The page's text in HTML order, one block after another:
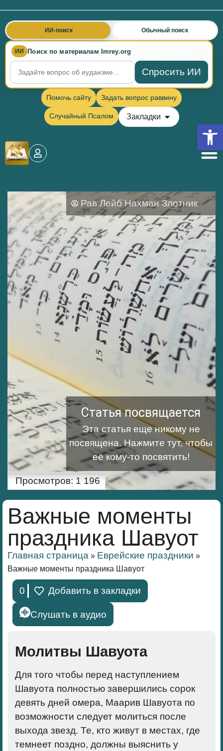
ИИ Поиск по материалам Imrey.org
Спросить ИИ
ИИ-поиск Обычный поиск
Помочь сайту Задать вопрос раввину
Случайный Псалом Закладки
Рав Лейб Нахман Злотник
Статья посвящается
Эта статья еще никому не
посвящена.Нажмите тут, чтобы
её кому-то посвятить!
Просмотров: 1 196
Важные моменты
праздника Шавуот
Главная страница » Еврейские праздники »
Важные моменты праздника Шавуот
0 Добавить в закладки
Слушать в аудио
Молитвы Шавуота
Для того чтобы перед наступлением
Шавуота полностью завершились сорок
девять дней омера, Маарив Шавуота по
возможности следует молиться после
выхода звезд. Те, кто живут в местах, где
темнеет поздно, должны выяснить у